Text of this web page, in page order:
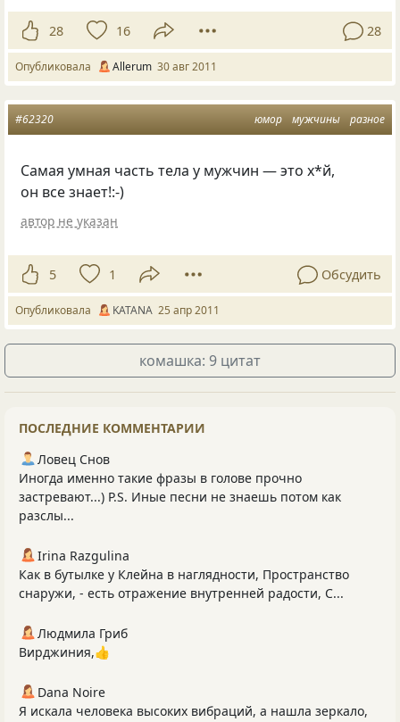
28 16 28
Опубликовала Allerum 30 авг 2011
юмор мужчины разное
#62320
Самая умная часть тела у мужчин — это х*й,
он все знает!:-)
автор не указан
5 1 Обсудить
Опубликовала KATANA 25 апр 2011
комашка: 9 цитат
ПОСЛЕДНИЕ КОММЕНТАРИИ
Ловец Снов
Иногда именно такие фразы в голове прочно
застревают...) P.S. Иные песни не знаешь потом как
разслы...
Irina Razgulina
Как в бутылке у Клейна в наглядности, Пространство
снаружи, - есть отражение внутренней радости, С...
Людмила Гриб
Вирджиния,👍
Dana Noire
Я искала человека высоких вибраций, а нашла зеркало,